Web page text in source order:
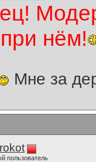
нём!
Мне за
пользователь